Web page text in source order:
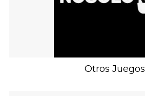
Otros Juegos